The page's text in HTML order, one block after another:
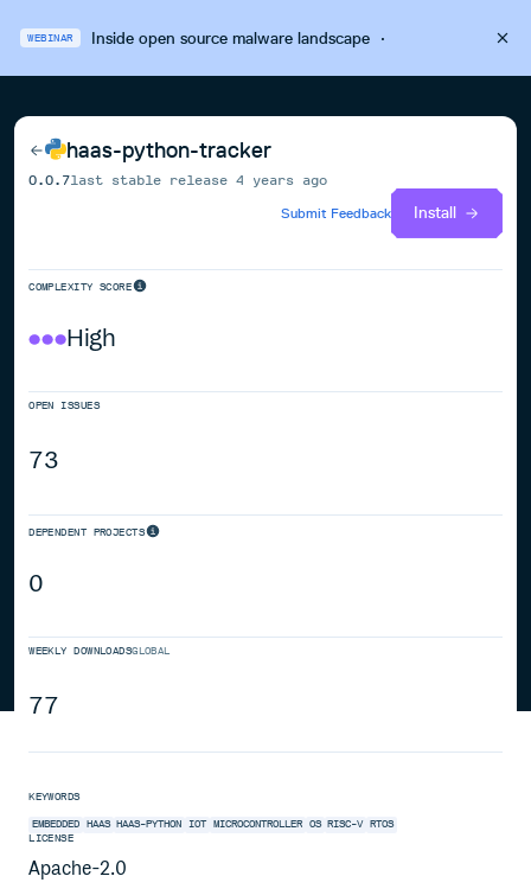
WEBINAR Inside open source malware landscape·
haas-python-tracker
0.0.7last stable release4 years ago
Submit Feedback
Install
COMPLEXITY SCORE
High
OPEN ISSUES
73
DEPENDENT PROJECTS
0
WEEKLY DOWNLOADSGLOBAL
77
KEYWORDS
EMBEDDED HAAS HAAS-PYTHON IOT MICROCONTROLLER OS RISC-V RTOS
LICENSE
Apache-2.0